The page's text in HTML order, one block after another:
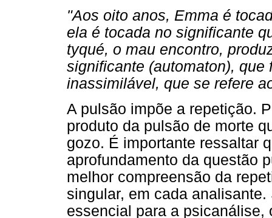
"Aos oito anos, Emma é
ela é tocada no significante
tyqué, o mau encontro,
significante (automaton),
inassimilável, que se refere
A pulsão impõe a repetição.
produto da pulsão de morte
gozo. É importante ressaltar
aprofundamento da questão
melhor compreensão da
singular, em cada
essencial para a psicanálise,